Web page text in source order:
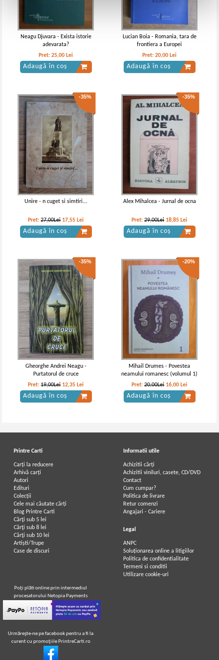
Neagu Djuvara - Exista istorie
adevarata?
Pret:25,00 Lei
Adaugă în coș
Lucian Boia - Romania, tara de
frontiera a Europei
Pret:20,00 Lei
Adaugă în coș
-35%
Unire - n cuget si simtiri...
Pret:27,00Lei 17,55 Lei
Adaugă în coș
-35%
Alex Mihalcea - Jurnal de ocna
Pret:29,00Lei 18,85 Lei
Adaugă în coș
-35%
Gheorghe Andrei Neagu -
Purtatorul de cruce
Pret:19,00Lei 12,35 Lei
Adaugă în coș
-20%
Mihail Drumes - Povestea
neamului romanesc (volumul 1)
Pret:20,00Lei 16,00 Lei
Adaugă în coș
Printre Carti
Carți la reducere
Arhivă carți
Autori
Edituri
Colecții
Cele mai căutate cărți
Blog Printre Carti
Cărţi sub 5 lei
Cărţi sub 8 lei
Cărţi sub 10 lei
Artiști/Trupe
Case de discuri
Informatii utile
Achizitii cărți
Achizitii viniluri, casete, CD/DVD
Contact
Cum cumpar?
Politica de livrare
Retur comenzi
Angajari - Cariere
Legal
ANPC
Soluționarea online a litigiilor
Politica de confidentialitate
Termeni si conditii
Utilizare cookie-uri
Poţi plăti online prin intermediul
procesatorului Netopia Payments
Urmăreşte-ne pe facebook pentru a fi la
curent cu promoţiile PrintreCarti.ro